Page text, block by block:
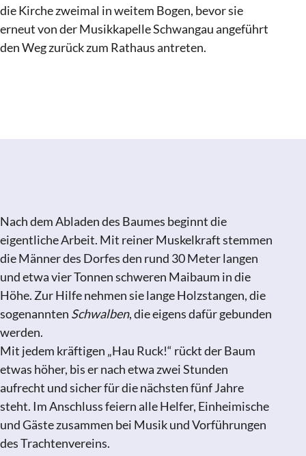
die Kirche zweimal in weitem Bogen, bevor sie
erneut von der Musikkapelle Schwangau angeführt
den Weg zurück zum Rathaus antreten.
Nach dem Abladen des Baumes beginnt die
eigentliche Arbeit. Mit reiner Muskelkraft stemmen
die Männer des Dorfes den rund 30 Meter langen
und etwa vier Tonnen schweren Maibaum in die
Höhe. Zur Hilfe nehmen sie lange Holzstangen, die
sogenannten Schwalben, die eigens dafür gebunden
werden.
Mit jedem kräftigen „Hau Ruck!“ rückt der Baum
etwas höher, bis er nach etwa zwei Stunden
aufrecht und sicher für die nächsten fünf Jahre
steht. Im Anschluss feiern alle Helfer, Einheimische
und Gäste zusammen bei Musik und Vorführungen
des Trachtenvereins.